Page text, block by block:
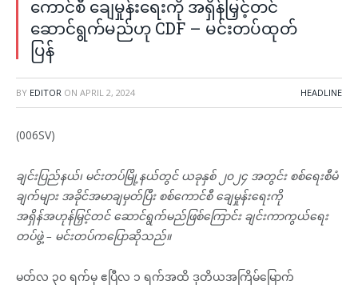
ကောင်စီ ချေမှုန်းရေးကို အရှိန်မြှင့်တင်
ဆောင်ရွက်မည်ဟု CDF – မင်းတပ်ထုတ်
ပြန်
BY EDITOR ON APRIL 2, 2024 HEADLINE
(006SV)
ချင်းပြည်နယ်၊ မင်းတပ်မြို့နယ်တွင် ယခုနှစ် ၂၀၂၄ အတွင်း စစ်ရေးစီမံ
ချက်များ အခိုင်အမာချမှတ်ပြီး စစ်ကောင်စီ ချေမှုန်းရေးကို
အရှိန်အဟုန်မြှင့်တင် ဆောင်ရွက်မည်ဖြစ်ကြောင်း ချင်းကာကွယ်ရေး
တပ်ဖွဲ့ – မင်းတပ်ကပြောဆိုသည်။
မတ်လ ၃၀ ရက်မှ ဧပြီလ ၁ ရက်အထိ ဒုတိယအကြိမ်မြောက်